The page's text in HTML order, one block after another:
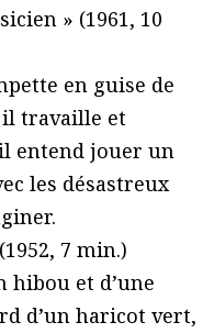
» (1961, 10
en guise de
travaille et
entend jouer un
les désastreux
7 min.)
hibou et d’une
d’un haricot vert,